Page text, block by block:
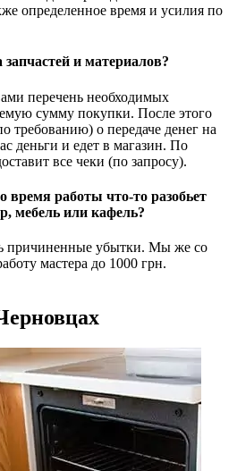
определенное время и усилия по
и материалов?
перечень необходимых
сумму покупки. После этого
требованию) о передаче денег на
деньги и едет в магазин. По
все чеки (по запросу).
время работы что-то разобьет
мебель или кафель?
причиненные убытки. Мы же со
мастера до 1000 грн.